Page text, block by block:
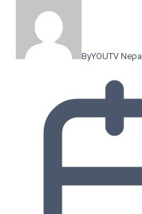
ByYOUTV Nepal